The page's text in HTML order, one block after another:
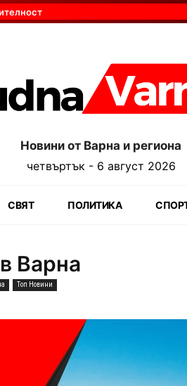
Новини от Варна и региона
четвъртък - 6 август 2026
СВЯТ ПОЛИТИКА
Варна
Топ Новини